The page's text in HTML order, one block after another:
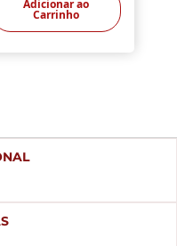
Adicionar ao
Carrinho